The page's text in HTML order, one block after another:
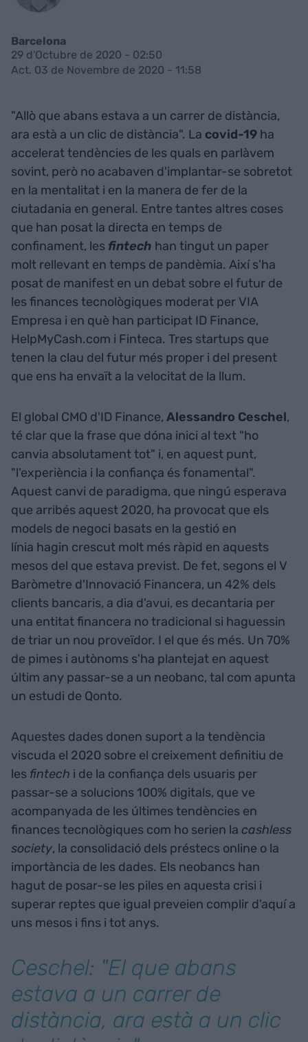
Barcelona
29 d'Octubre de 2020 - 02:50
Act. 03 de Novembre de 2020 - 11:58
"Allò que abans estava a un carrer de distància,
ara està a un clic de distància". La covid-19 ha
accelerat tendències de les quals en parlàvem
sovint, però no acabaven d'implantar-se sobretot
en la mentalitat i en la manera de fer de la
ciutadania en general. Entre tantes altres coses
que han posat la directa en temps de
confinament, les fintech han tingut un paper
molt rellevant en temps de pandèmia. Així s'ha
posat de manifest en un debat sobre el futur de
les finances tecnològiques moderat per VIA
Empresa i en què han participat ID Finance,
HelpMyCash.com i Finteca. Tres startups que
tenen la clau del futur més proper i del present
que ens ha envaït a la velocitat de la llum.
El global CMO d'ID Finance, Alessandro Ceschel,
té clar que la frase que dóna inici al text "ho
canvia absolutament tot" i, en aquest punt,
"l'experiència i la confiança és fonamental".
Aquest canvi de paradigma, que ningú esperava
que arribés aquest 2020, ha provocat que els
models de negoci basats en la gestió en
línia hagin crescut molt més ràpid en aquests
mesos del que estava previst. De fet, segons el V
Baròmetre d'Innovació Financera, un 42% dels
clients bancaris, a dia d'avui, es decantaria per
una entitat financera no tradicional si haguessin
de triar un nou proveïdor. I el que és més. Un 70%
de pimes i autònoms s'ha plantejat en aquest
últim any passar-se a un neobanc, tal com apunta
un estudi de Qonto.
Aquestes dades donen suport a la tendència
viscuda el 2020 sobre el creixement definitiu de
les fintech i de la confiança dels usuaris per
passar-se a solucions 100% digitals, que ve
acompanyada de les últimes tendències en
finances tecnològiques com ho serien la cashless
society, la consolidació dels préstecs online o la
importància de les dades. Els neobancs han
hagut de posar-se les piles en aquesta crisi i
superar reptes que igual preveien complir d'aquí a
uns mesos i fins i tot anys.
Ceschel: "El que abans
estava a un carrer de
distància, ara està a un clic